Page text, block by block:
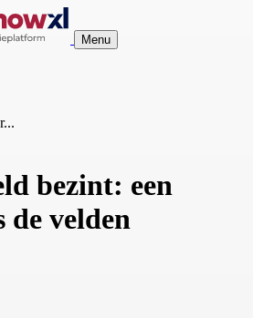
Menu
bezint: een
de velden